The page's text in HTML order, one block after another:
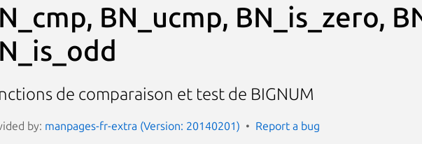
BN_ucmp, BN_is_zero,
de comparaison et test de BIGNUM
by: manpages-fr-extra (Version: 20140201) Report a bug